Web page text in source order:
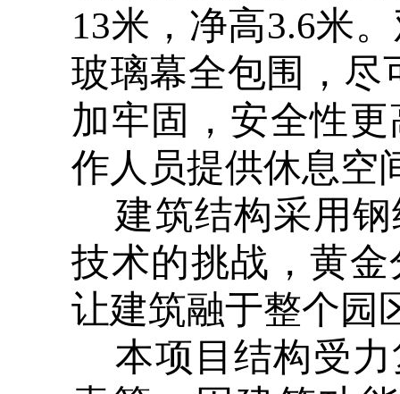
13米，净高3.6米
玻璃幕全包围，尽
加牢固，安全性
作人员提供休息空
建筑结构采用钢
技术的挑战，黄
让建筑融于整个园
本项目结构受力